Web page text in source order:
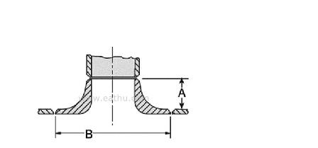
desalinización de agua de mar, fabricación de papel,
industria de construcción naval, energía eléctrica, petróleo
y gas costa afuera y en tierra, industria minera, tratamiento
de agua, fabricación mecánica, fertilizantes químicos, etc.
Paquete: Cajas de cartón en estuches de madera.